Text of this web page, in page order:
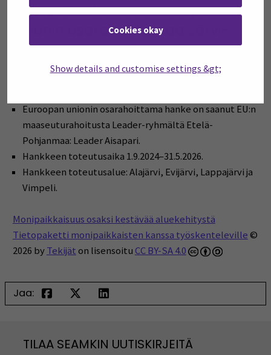
Cookies okay
Show details and customise settings &gt;
Tietopaketti on osa Euroopan
unionin osarahoittamaa Järvi-
Pohjanmaa monipaikkaisen
asumisen edelläkävijäksi -
Euroopan unionin osarahoittama hanke on saanut EU:n
maaseuturahoitusta Leader-ryhmältä Etelä-
Pohjanmaa: Leader Aisapari.
Hankkeen toteutusaika 1.9.2024–31.5.2026.
Hankkeen toteutusalue: Alajärvi, Evijärvi, Lappajärvi ja
Vimpeli.
Monipaikkaisuus osaksi kestävää aluekehitystä
Tietopaketti monipaikkaisten kanssa työskenteleville©
2026 byTekijäton lisensoitu CC BY-SA 4.0
Jaa:
TILAA SEAMKIN UUTISKIRJEITÄ